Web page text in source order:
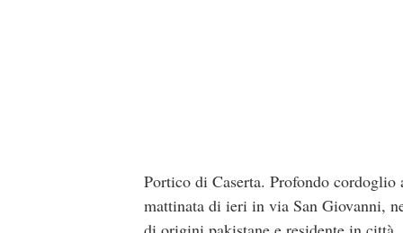
Portico di Caserta. Profondo
mattinata di ieri in via San Giovanni,